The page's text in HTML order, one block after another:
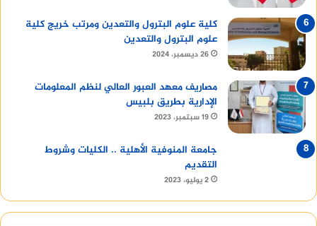
كلية علوم البترول والتعدين ومرتب خريج كلية
علوم البترول والتعدين
26 ديسمبر، 2024
مصاريف معهد العبور العالي لنظم المعلومات
الإدارية بطريق بلبيس
19 سبتمبر، 2023
جامعة المنوفية الأهلية .. الكليات وشروط
التقديم
2 يوليو، 2023